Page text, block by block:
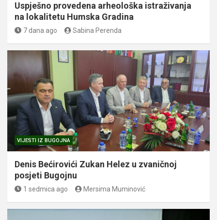
Uspješno provedena arheološka istraživanja
na lokalitetu Humska Gradina
7 dana ago Sabina Perenda
VIJESTI IZ BUGOJNA
Denis Bećirovići Zukan Helez u zvaničnoj
posjeti Bugojnu
1 sedmica ago Mersima Muminović